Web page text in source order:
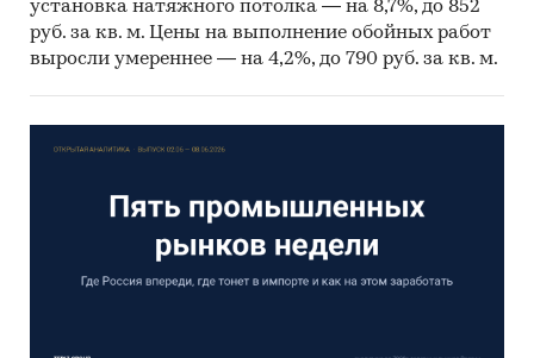
установка натяжного потолка — на 8,7%, до 852
руб. за кв. м. Цены на выполнение обойных работ
выросли умереннее — на 4,2%, до 790 руб. за кв. м.